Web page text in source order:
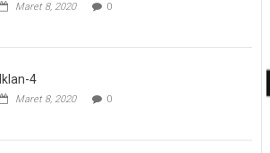
Maret 8, 2020 0
Iklan-4
Maret 8, 2020 0